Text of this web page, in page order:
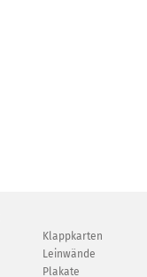
Klappkarten
Leinwände
Plakate